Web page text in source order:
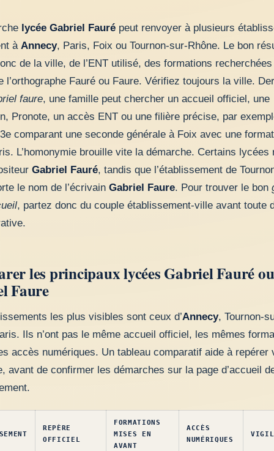
lycée Gabriel Fauré peut renvoyer à plusieurs
à Annecy, Paris, Foix ou Tournon-sur-Rhône. Le bon
de la ville, de l’ENT utilisé, des formations
l’orthographe Fauré ou Faure. Vérifiez toujours la ville.
faure, une famille peut chercher un accueil officiel, une
Pronote, un accès ENT ou une filière précise, par
comparant une seconde générale à Foix avec une
L’homonymie brouille vite la démarche. Certains lycées
Gabriel Fauré, tandis que l’établissement de
le nom de l’écrivain Gabriel Faure. Pour trouver le bon
, partez donc du couple établissement-ville avant toute
les principaux lycées Gabriel Fauré ou
Faure
les plus visibles sont ceux d’Annecy, Tournon-
Ils n’ont pas le même accueil officiel, les mêmes
accès numériques. Un tableau comparatif aide à repérer
avant de confirmer les démarches sur la page d’accueil
REPÈRE
OFFICIEL
FORMATIONS
MISES EN
AVANT
ACCÈS
NUMÉRIQUES